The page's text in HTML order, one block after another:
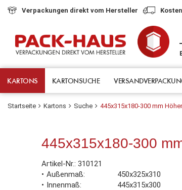
Verpackungen direkt vom Hersteller
Startseite Kartons Suche 445x315x180-300 mm
KARTONS KARTONSUCHE
445x315x180-300
Artikel-Nr.: 310121
Außenmaß
450x325x310
Innenmaß
445x315x300